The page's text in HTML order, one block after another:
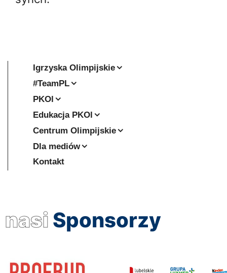
Igrzyska Olimpijskie
#TeamPL
PKOl
Edukacja PKOl
Centrum Olimpijskie
Dla mediów
Kontakt
nasi Sponsorzy